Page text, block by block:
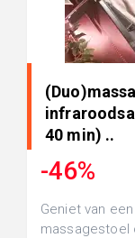
40 min) ..
-46%
Geniet van
massagestoel